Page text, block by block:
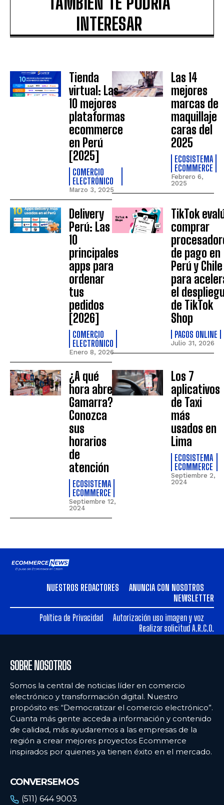
INTERESAR
Tienda
virtual: Las
10 mejores
plataformas
ecommerce
en Perú
[2025]
COMERCIO
ELECTRÓNICO
Marzo 3, 2025
Las 14
mejores
marcas de
maquillaje
caras del
2025
ECOSISTEMA
ECOMMERCE
Febrero 6,
2025
Delivery
Perú: Las
10
principales
apps para
ordenar
tus
pedidos
[2026]
COMERCIO
ELECTRÓNICO
Enero 8, 2026
TikTok
comprar
de pago en
Perú y Chile
para
el
de TikTok
Shop
PAGOS ONLINE
Julio 31, 2026
¿A qué
hora abre
Gamarra?
Conozca
sus
horarios
de
atención
ECOSISTEMA
ECOMMERCE
Septiembre 12,
2024
Los 7
aplicativos
de Taxi
más
usados en
Lima
ECOSISTEMA
ECOMMERCE
Septiembre 2,
2024
NUESTROS REDACTORES
ANUNCIA CON NOSOTROS
NEWSLETTER
Política de Privacidad
Autorización uso imagen y voz
Realizar solicitud A.R.C.O.
SOBRE NOSOTROS
Somos la central de noticias líder en comercio
electrónico y transformación digital. Nuestro
propósito es: “Democratizar el comercio electrónico”.
Cuanta más gente acceda a información y contenido
de calidad, más ayudaremos a las empresas de la
región a crear mejores proyectos Ecommerce
inspirados por quienes ya tienen éxito en el mercado.
CONVERSEMOS
(511) 644 9003